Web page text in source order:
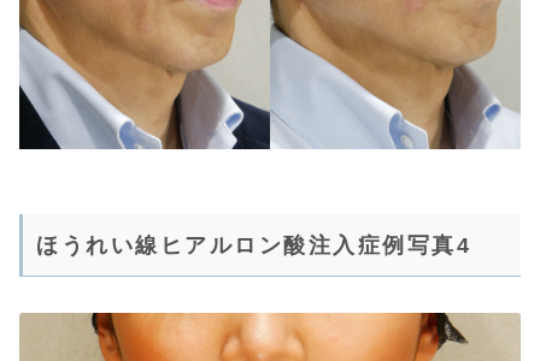
ほうれい線ヒアルロン酸注入症例写真4